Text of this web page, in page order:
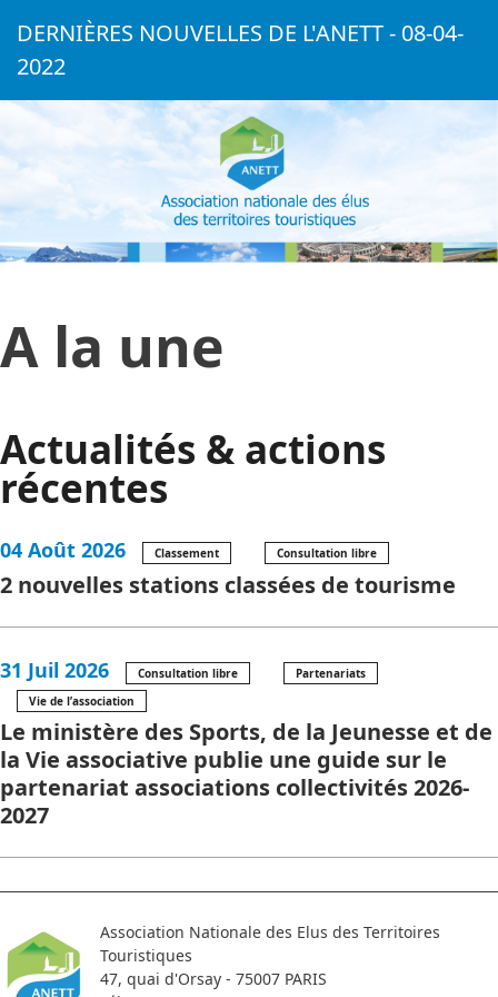
DERNIÈRES NOUVELLES DE L'ANETT - 08-04-
2022
A la une
Actualités & actions
récentes
04 Août 2026 Classement Consultation libre
2 nouvelles stations classées de tourisme
31 Juil 2026 Consultation libre
Partenariats
Vie de l’association
Le ministère des Sports, de la Jeunesse et de
la Vie associative publie une guide sur le
partenariat associations collectivités 2026-
2027
Association Nationale des Elus des Territoires
Touristiques
47, quai d'Orsay - 75007 PARIS